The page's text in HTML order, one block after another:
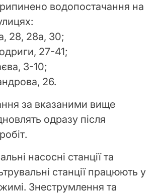
водопостачання на
28, 28а, 30;
27-41;
3-10;
26.
за вказаними вище
одразу після
насосні станції та
станції працюють у
Знеструмлення та